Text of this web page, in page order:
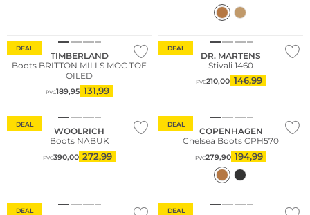
DEAL
TIMBERLAND
Boots BRITTON MILLS MOC TOE
OILED
PVC189,95 131,99
DEAL
DR. MARTENS
Stivali 1460
PVC210,00 146,99
DEAL
WOOLRICH
Boots NABUK
PVC390,00 272,99
DEAL
COPENHAGEN
Chelsea Boots CPH570
PVC279,90 194,99
DEAL DEAL